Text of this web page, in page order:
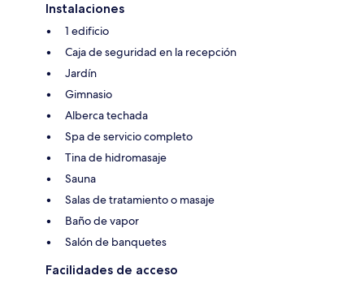
Instalaciones
1 edificio
Caja de seguridad en la recepción
Jardín
Gimnasio
Alberca techada
Spa de servicio completo
Tina de hidromasaje
Sauna
Salas de tratamiento o masaje
Baño de vapor
Salón de banquetes
Facilidades de acceso